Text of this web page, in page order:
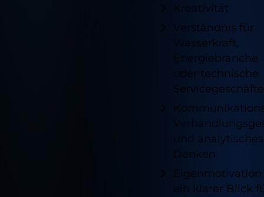
Kreativität
Verständnis für
Wasserkraft,
Energiebranche
oder technische
Servicegeschäfte
und analytisches
Denken
ein klarer Blick